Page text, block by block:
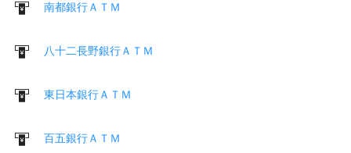
南都銀行ＡＴＭ
八十二長野銀行ＡＴＭ
東日本銀行ＡＴＭ
百五銀行ＡＴＭ